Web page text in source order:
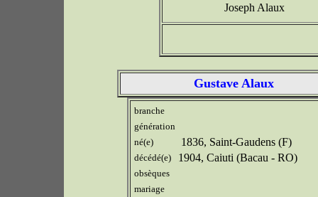
Joseph Alaux
Gustave Alaux
branche
génération
né(e)
1836, Saint-Gaudens (F)
décédé(e) 1904, Caiuti (Bacau - RO)
obsèques
mariage